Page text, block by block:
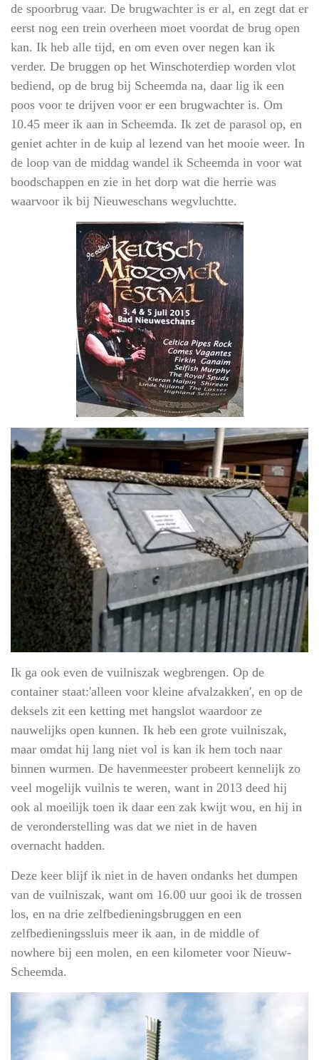
de spoorbrug vaar. De brugwachter is er al, en zegt dat er
eerst nog een trein overheen moet voordat de brug open
kan. Ik heb alle tijd, en om even over negen kan ik
verder. De bruggen op het Winschoterdiep worden vlot
bediend, op de brug bij Scheemda na, daar lig ik een
poos voor te drijven voor er een brugwachter is. Om
10.45 meer ik aan in Scheemda. Ik zet de parasol op, en
geniet achter in de kuip al lezend van het mooie weer. In
de loop van de middag wandel ik Scheemda in voor wat
boodschappen en zie in het dorp wat die herrie was
waarvoor ik bij Nieuweschans wegvluchtte.
Ik ga ook even de vuilniszak wegbrengen. Op de
container staat:'alleen voor kleine afvalzakken', en op de
deksels zit een ketting met hangslot waardoor ze
nauwelijks open kunnen. Ik heb een grote vuilniszak,
maar omdat hij lang niet vol is kan ik hem toch naar
binnen wurmen. De havenmeester probeert kennelijk zo
veel mogelijk vuilnis te weren, want in 2013 deed hij
ook al moeilijk toen ik daar een zak kwijt wou, en hij in
de veronderstelling was dat we niet in de haven
overnacht hadden.
Deze keer blijf ik niet in de haven ondanks het dumpen
van de vuilniszak, want om 16.00 uur gooi ik de trossen
los, en na drie zelfbedieningsbruggen en een
zelfbedieningssluis meer ik aan, in de middle of
nowhere bij een molen, en een kilometer voor Nieuw-
Scheemda.